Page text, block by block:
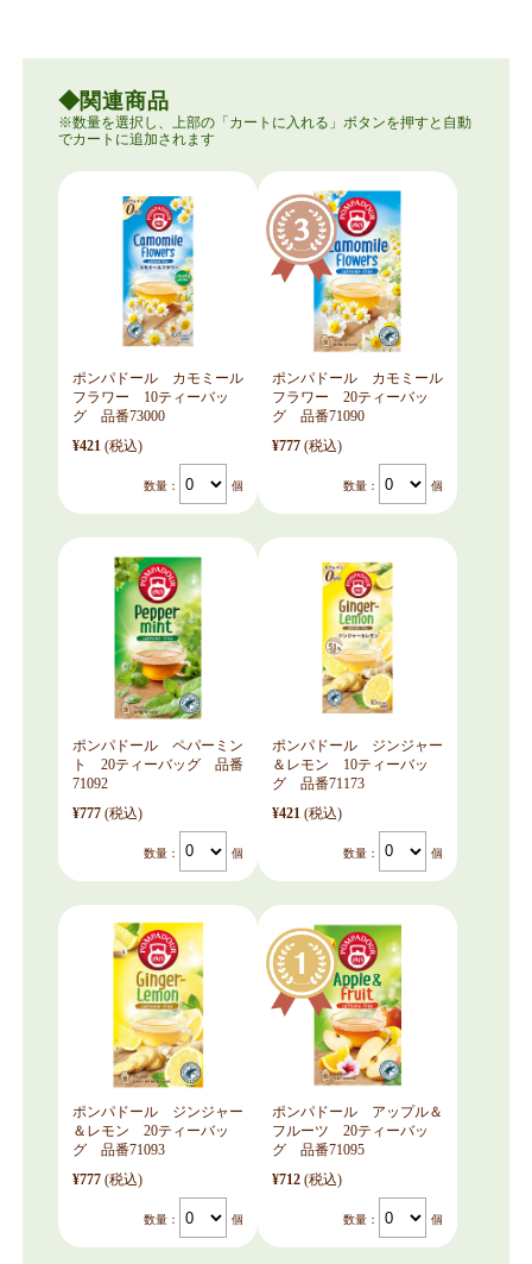
関連商品
ポンパドール カモミール
フラワー 10ティーバッ
グ 品番73000
¥421 (税込)
数量： 個
ポンパドール カモミール
フラワー 20ティーバッ
グ 品番71090
¥777 (税込)
数量： 個
ポンパドール ペパーミン
ト 20ティーバッグ 品番
71092
¥777 (税込)
数量： 個
ポンパドール ジンジャー
＆レモン 10ティーバッ
グ 品番71173
¥421 (税込)
数量： 個
ポンパドール ジンジャー
＆レモン 20ティーバッ
グ 品番71093
¥777 (税込)
数量： 個
ポンパドール アップル＆
フルーツ 20ティーバッ
グ 品番71095
¥712 (税込)
数量： 個